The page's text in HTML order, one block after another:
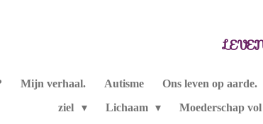
Mijn verhaal. Autisme Ons leven op aarde.
ziel
Lichaam Moederschap